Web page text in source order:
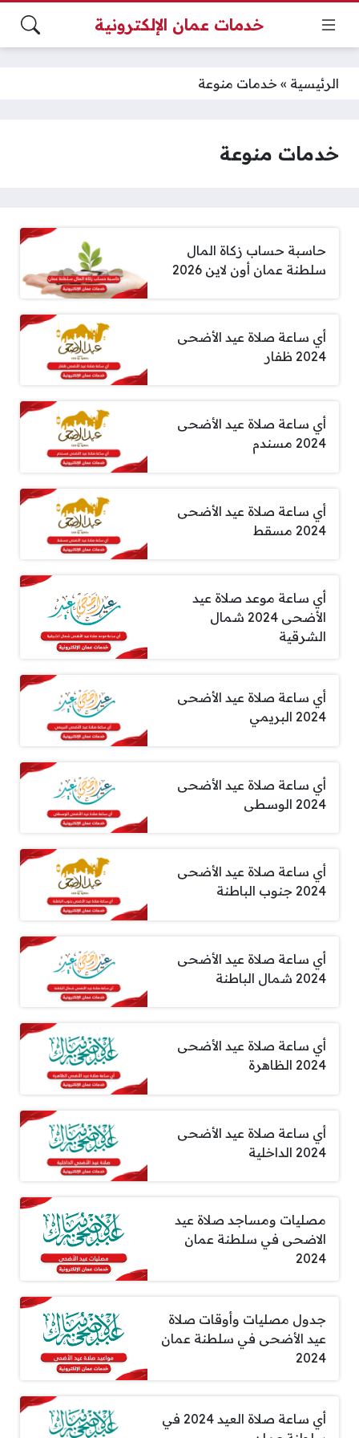
خدمات عمان الإلكترونية
الرئيسية » خدمات منوعة
خدمات منوعة
حاسبة حساب زكاة المال
سلطنة عمان أون لاين 2026
أي ساعة صلاة عيد الأضحى
2024 ظفار
أي ساعة صلاة عيد الأضحى
2024 مسندم
أي ساعة صلاة عيد الأضحى
2024 مسقط
أي ساعة موعد صلاة عيد
الأضحى 2024 شمال
الشرقية
أي ساعة صلاة عيد الأضحى
2024 البريمي
أي ساعة صلاة عيد الأضحى
2024 الوسطى
أي ساعة صلاة عيد الأضحى
2024 جنوب الباطنة
أي ساعة صلاة عيد الأضحى
2024 شمال الباطنة
أي ساعة صلاة عيد الأضحى
2024 الظاهرة
أي ساعة صلاة عيد الأضحى
2024 الداخلية
مصليات ومساجد صلاة عيد
الاضحى في سلطنة عمان
2024
جدول مصليات وأوقات صلاة
عيد الأضحى في سلطنة عمان
2024
أي ساعة صلاة العيد 2024 في